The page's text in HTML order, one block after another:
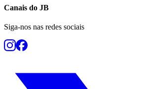
Canais do JB
Siga-nos nas redes sociais